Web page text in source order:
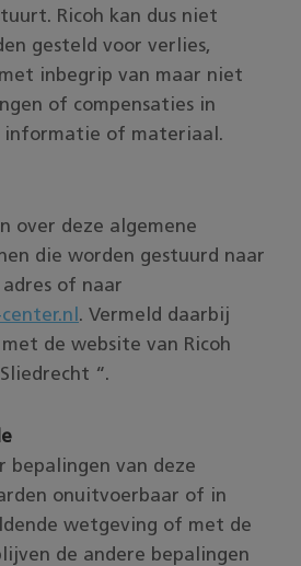
Ricoh kan dus niet
gesteld voor verlies,
inbegrip van maar niet
of compensaties in
informatie of materiaal.
over deze algemene
die worden gestuurd naar
of naar
. Vermeld daarbij
de website van Ricoh
“.
bepalingen van deze
onuitvoerbaar of in
wetgeving of met de
de andere bepalingen